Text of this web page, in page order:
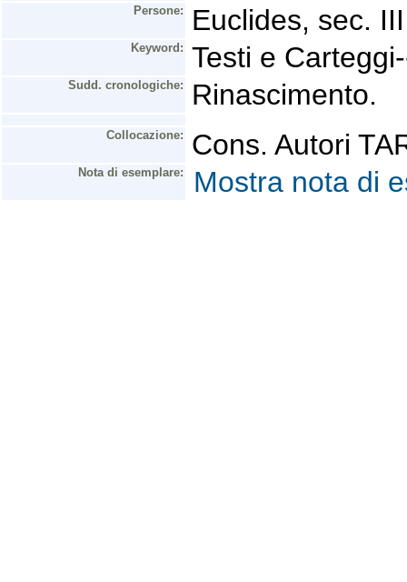
Persone: Euclides, sec.
Keyword: Testi e
Sudd. cronologiche: Rinascimento.
Collocazione: Cons. Autori
Nota di esemplare: Mostra nota di